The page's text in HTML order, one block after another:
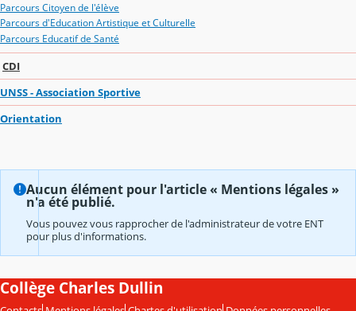
Parcours Citoyen de l'élève
Parcours d'Education Artistique et Culturelle
Parcours Educatif de Santé
CDI
UNSS - Association Sportive
Orientation
Aucun élément pour l'article « Mentions légales »
n'a été publié.
Vous pouvez vous rapprocher de l'administrateur de votre ENT
pour plus d'informations.
Collège Charles Dullin